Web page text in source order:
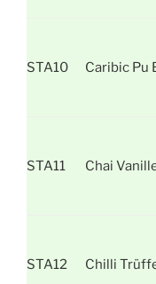
STA10 Caribic Pu
STA11 Chai
STA12 Chilli